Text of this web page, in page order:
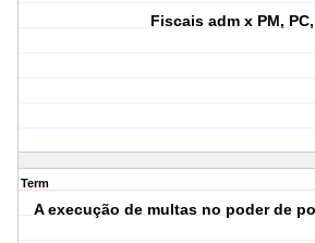
Fiscais adm x PM,
Term
A execução de multas no poder de